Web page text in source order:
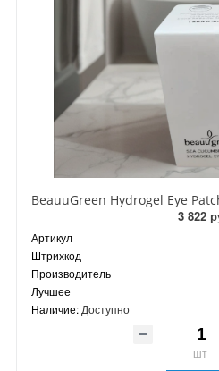
3 822
Артикул
Штрихкод
Производитель
Лучшее
Наличие: Доступно
шт